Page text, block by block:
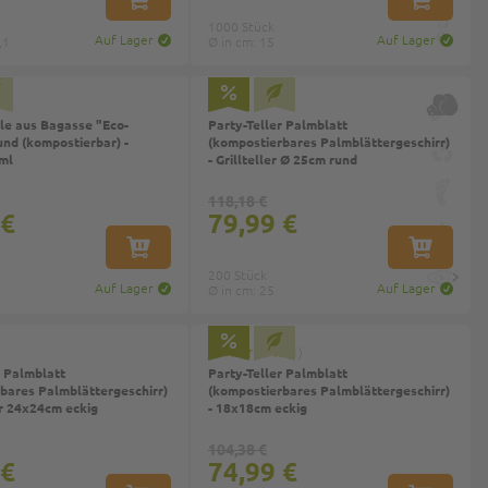
Auf Lager
IN DEN WARENKORB
Auf Lager
IN DEN
aus Bagasse "Eco-
(kompostierbar) -
Auf Lager
IN DEN WARENKORB
Party-Teller Palmblatt
(kompostierbares Palmblättergeschirr)
- Grillteller Ø 25cm rund
Auf Lager
IN DEN
79,99 €
118,18 €
Palmblatt
Palmblättergeschirr)
eckig
Party-Teller Palmblatt
(kompostierbares Palmblättergeschirr)
- 18x18cm eckig
74,99 €
104,38 €